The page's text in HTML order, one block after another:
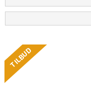
TILBUD